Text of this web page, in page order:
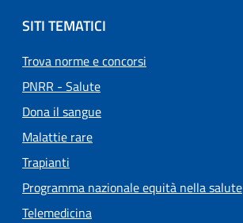
SITI TEMATICI
Trova norme e concorsi
PNRR - Salute
Dona il sangue
Malattie rare
Trapianti
Programma nazionale equità nella salute
Telemedicina